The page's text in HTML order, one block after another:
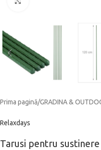
Prima pagină/GRADINA &
Relaxdays
Tarusi pentru